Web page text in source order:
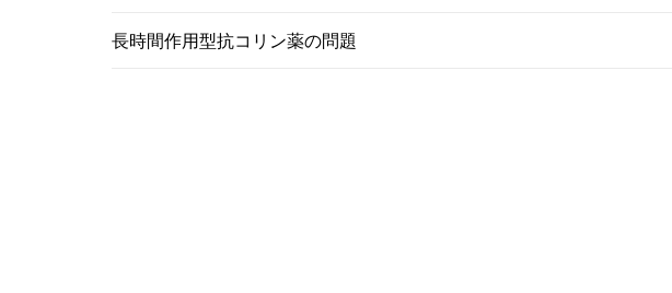
長時間作用型抗コリン薬の問題